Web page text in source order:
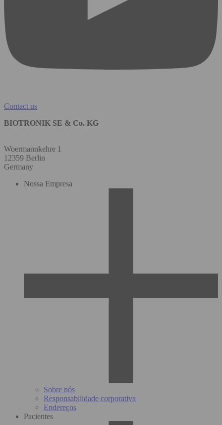
Contact us
BIOTRONIK SE & Co. KG
Woermannkehre 1
12359 Berlin
Germany
Nossa Empresa
Sobre nós
Responsabilidade corporativa
Endereços
Pacientes